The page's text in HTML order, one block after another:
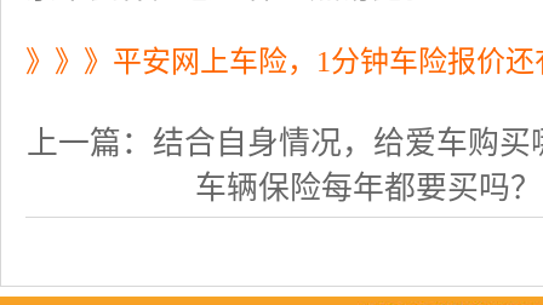
》》》平安网上车险，1分钟车险报价
上一篇： 结合自身情况，给爱车购买
车辆保险每年都要买吗